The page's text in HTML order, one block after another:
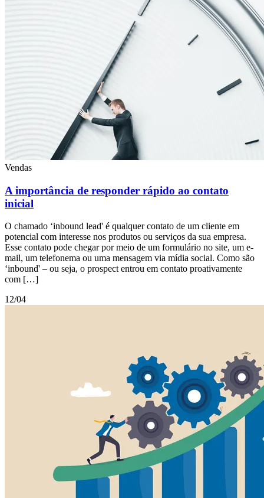
Vendas
A importância de responder rápido ao contato
inicial
O chamado ‘inbound lead' é qualquer contato de um cliente em
potencial com interesse nos produtos ou serviços da sua empresa.
Esse contato pode chegar por meio de um formulário no site, um e-
mail, um telefonema ou uma mensagem via mídia social. Como são
‘inbound' – ou seja, o prospect entrou em contato proativamente
com […]
12/04